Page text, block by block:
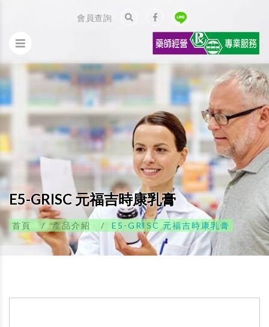
會員查詢
E5-GRISC 元福吉時康乳膏
首頁 產品介紹 E5-GRISC 元福吉時康乳膏